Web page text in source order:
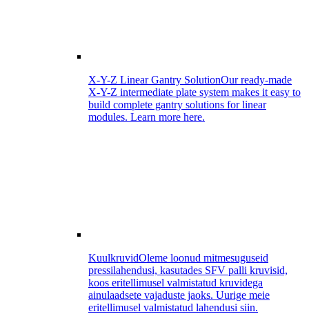
X-Y-Z Linear Gantry SolutionOur ready-made
X-Y-Z intermediate plate system makes it easy to
build complete gantry solutions for linear
modules. Learn more here.
KuulkruvidOleme loonud mitmesuguseid
pressilahendusi, kasutades SFV palli kruvisid,
koos eritellimusel valmistatud kruvidega
ainulaadsete vajaduste jaoks. Uurige meie
eritellimusel valmistatud lahendusi siin.